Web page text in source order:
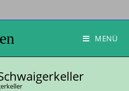
MENÜ